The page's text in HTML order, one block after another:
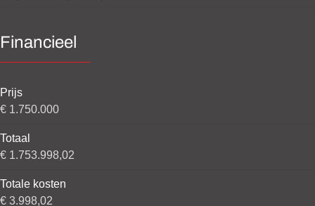
Financieel
Prijs
€ 1.750.000
Totaal
€ 1.753.998,02
Totale kosten
€ 3.998,02